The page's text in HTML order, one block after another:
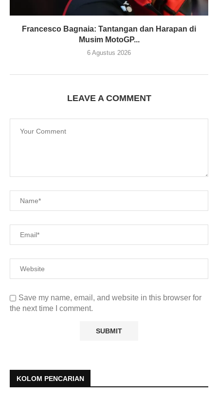
Francesco Bagnaia: Tantangan dan Harapan di
Musim MotoGP...
6 Agustus 2026
LEAVE A COMMENT
Save my name, email, and website in this browser for
the next time I comment.
KOLOM PENCARIAN